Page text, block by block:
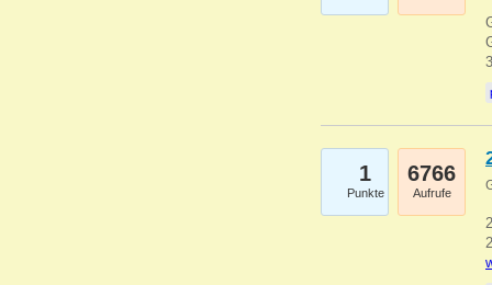
1
Punkte
6766
Aufrufe